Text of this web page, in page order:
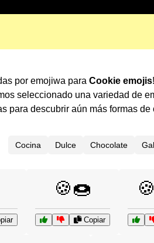
por emojiwa para Cookie emojis
seleccionado una variedad de
para descubrir aún más formas de
Cocina Dulce Chocolate
🍪🍩
Copiar